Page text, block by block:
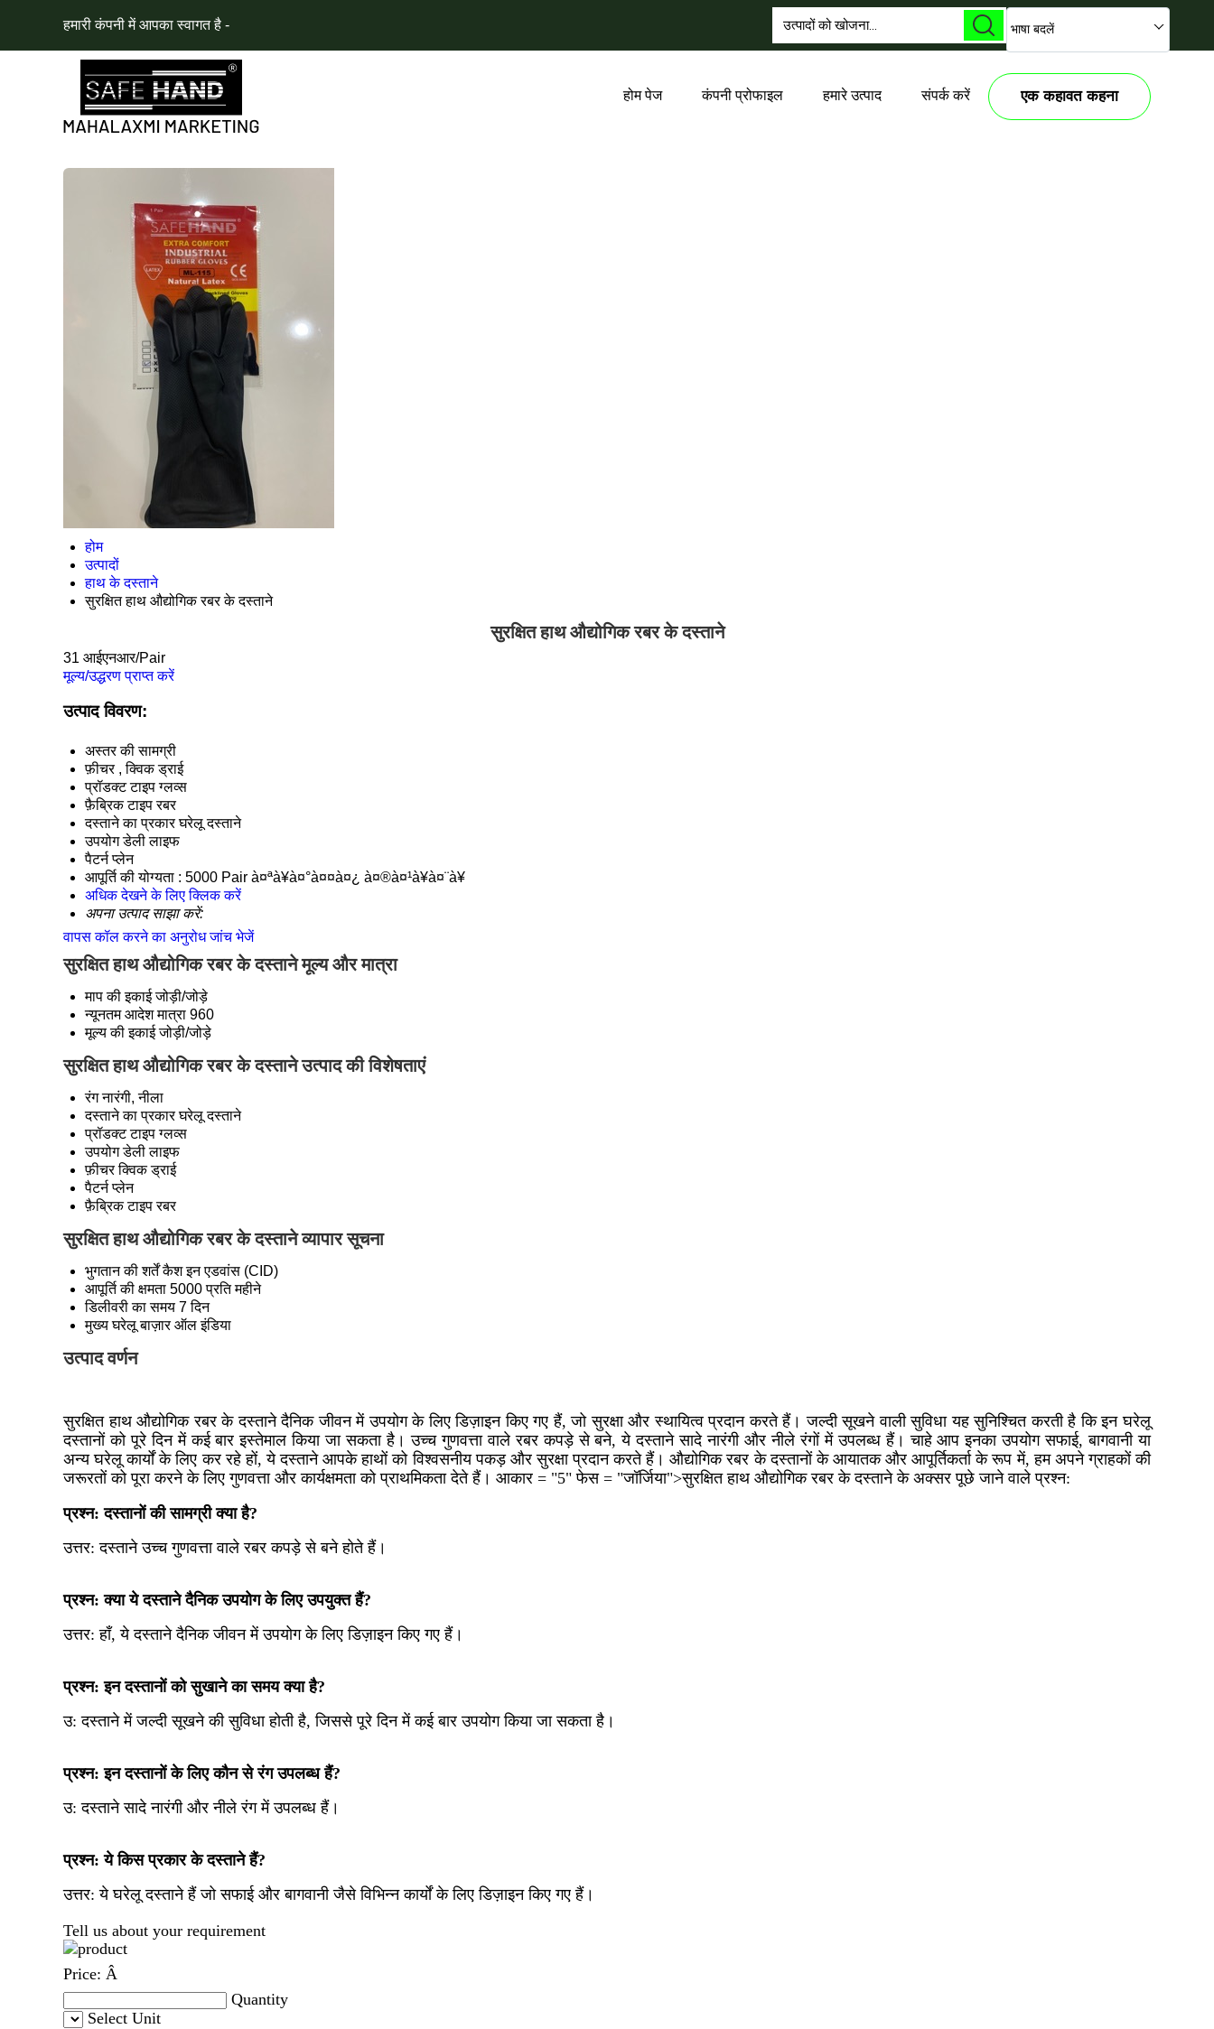
हमारी कंपनी में आपका स्वागत है - भाषा बदलें
होम पेज कंपनी प्रोफाइल हमारे उत्पाद संपर्क करें एक कहावत कहना
होम
उत्पादों
हाथ के दस्ताने
सुरक्षित हाथ औद्योगिक रबर के दस्ताने
सुरक्षित हाथ औद्योगिक रबर के दस्ताने
31 आईएनआर/Pair
मूल्य/उद्धरण प्राप्त करें
उत्पाद विवरण:
अस्तर की सामग्री
फ़ीचर , क्विक ड्राई
प्रॉडक्ट टाइप ग्लव्स
फ़ैब्रिक टाइप रबर
दस्ताने का प्रकार घरेलू दस्ताने
उपयोग डेली लाइफ
पैटर्न प्लेन
आपूर्ति की योग्यता : 5000 Pair à¤ªà¥à¤°à¤¤à¤¿ à¤®à¤¹à¥à¤¨à¥
अधिक देखने के लिए क्लिक करें
अपना उत्पाद साझा करें:
वापस कॉल करने का अनुरोध जांच भेजें
सुरक्षित हाथ औद्योगिक रबर के दस्ताने मूल्य और मात्रा
माप की इकाई जोड़ी/जोड़े
न्यूनतम आदेश मात्रा 960
मूल्य की इकाई जोड़ी/जोड़े
सुरक्षित हाथ औद्योगिक रबर के दस्ताने उत्पाद की विशेषताएं
रंग नारंगी, नीला
दस्ताने का प्रकार घरेलू दस्ताने
प्रॉडक्ट टाइप ग्लव्स
उपयोग डेली लाइफ
फ़ीचर क्विक ड्राई
पैटर्न प्लेन
फ़ैब्रिक टाइप रबर
सुरक्षित हाथ औद्योगिक रबर के दस्ताने व्यापार सूचना
भुगतान की शर्तें कैश इन एडवांस (CID)
आपूर्ति की क्षमता 5000 प्रति महीने
डिलीवरी का समय 7 दिन
मुख्य घरेलू बाज़ार ऑल इंडिया
उत्पाद वर्णन
सुरक्षित हाथ औद्योगिक रबर के दस्ताने दैनिक जीवन में उपयोग के लिए डिज़ाइन किए गए हैं, जो सुरक्षा और स्थायित्व प्रदान करते हैं। जल्दी सूखने वाली सुविधा यह सुनिश्चित करती है कि इन घरेलू
दस्तानों को पूरे दिन में कई बार इस्तेमाल किया जा सकता है। उच्च गुणवत्ता वाले रबर कपड़े से बने, ये दस्ताने सादे नारंगी और नीले रंगों में उपलब्ध हैं। चाहे आप इनका उपयोग सफाई, बागवानी या
अन्य घरेलू कार्यों के लिए कर रहे हों, ये दस्ताने आपके हाथों को विश्वसनीय पकड़ और सुरक्षा प्रदान करते हैं। औद्योगिक रबर के दस्तानों के आयातक और आपूर्तिकर्ता के रूप में, हम अपने ग्राहकों की
जरूरतों को पूरा करने के लिए गुणवत्ता और कार्यक्षमता को प्राथमिकता देते हैं। आकार = "5" फेस = "जॉर्जिया">सुरक्षित हाथ औद्योगिक रबर के दस्ताने के अक्सर पूछे जाने वाले प्रश्न:
प्रश्न: दस्तानों की सामग्री क्या है?
उत्तर:दस्ताने उच्च गुणवत्ता वाले रबर कपड़े से बने होते हैं।
प्रश्न: क्या ये दस्ताने दैनिक उपयोग के लिए उपयुक्त हैं?
उत्तर: हाँ, ये दस्ताने दैनिक जीवन में उपयोग के लिए डिज़ाइन किए गए हैं।
प्रश्न: इन दस्तानों को सुखाने का समय क्या है?
उ:दस्ताने में जल्दी सूखने की सुविधा होती है, जिससे पूरे दिन में कई बार उपयोग किया जा सकता है।
प्रश्न: इन दस्तानों के लिए कौन से रंग उपलब्ध हैं?
उ:दस्ताने सादे नारंगी और नीले रंग में उपलब्ध हैं।
प्रश्न: ये किस प्रकार के दस्ताने हैं?
उत्तर:ये घरेलू दस्ताने हैं जो सफाई और बागवानी जैसे विभिन्न कार्यों के लिए डिज़ाइन किए गए हैं।
Tell us about your requirement
Price: Â
Quantity
Select Unit